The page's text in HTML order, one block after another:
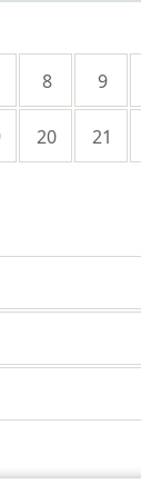
8 9
20 21